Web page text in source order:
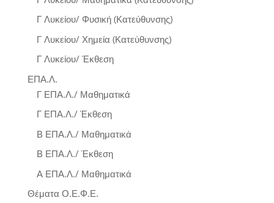
Γ Λυκείου/ Φυσική (Κατεύθυνσης)
Γ Λυκείου/ Χημεία (Κατεύθυνσης)
Γ Λυκείου/ Έκθεση
ΕΠΑ.Λ.
Γ ΕΠΑ.Λ./ Μαθηματικά
Γ ΕΠΑ.Λ./ Έκθεση
Β ΕΠΑ.Λ./ Μαθηματικά
Β ΕΠΑ.Λ./ Έκθεση
Α ΕΠΑ.Λ./ Μαθηματικά
Θέματα Ο.Ε.Φ.Ε.